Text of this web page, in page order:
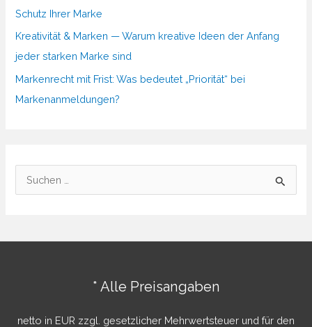
Schutz Ihrer Marke
Kreativität & Marken — Warum kreative Ideen der Anfang
jeder starken Marke sind
Markenrecht mit Frist: Was bedeutet „Priorität“ bei
Markenanmeldungen?
u
* Alle Preisangaben
netto in EUR zzgl. gesetzlicher Mehrwertsteuer und für den